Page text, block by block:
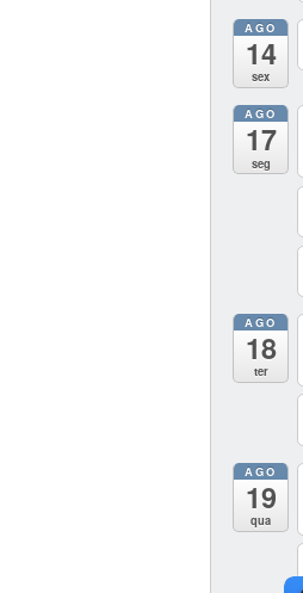
AGO
14
sex
AGO
17
seg
AGO
18
ter
AGO
19
qua